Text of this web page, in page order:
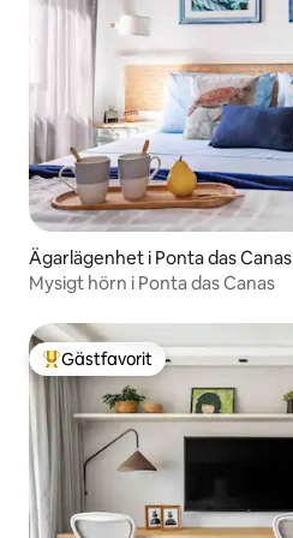
Ägarlägenhet i Ponta das Canas
Mysigt hörn i Ponta das Canas
Populär gästfavorit
Gästfavorit